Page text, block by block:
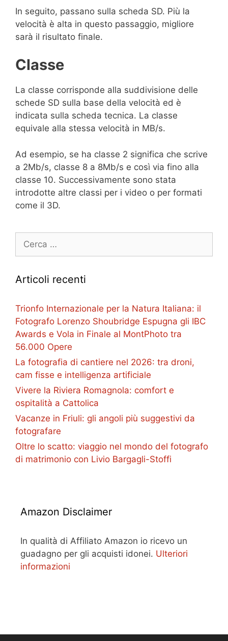
In seguito, passano sulla scheda SD. Più la
velocità è alta in questo passaggio, migliore
sarà il risultato finale.
Classe
La classe corrisponde alla suddivisione delle
schede SD sulla base della velocità ed è
indicata sulla scheda tecnica. La classe
equivale alla stessa velocità in MB/s.
Ad esempio, se ha classe 2 significa che scrive
a 2Mb/s, classe 8 a 8Mb/s e così via fino alla
classe 10. Successivamente sono stata
introdotte altre classi per i video o per formati
come il 3D.
per:
Articoli recenti
Trionfo Internazionale per la Natura Italiana: il
Fotografo Lorenzo Shoubridge Espugna gli IBC
Awards e Vola in Finale al MontPhoto tra
56.000 Opere
La fotografia di cantiere nel 2026: tra droni,
cam fisse e intelligenza artificiale
Vivere la Riviera Romagnola: comfort e
ospitalità a Cattolica
Vacanze in Friuli: gli angoli più suggestivi da
fotografare
Oltre lo scatto: viaggio nel mondo del fotografo
di matrimonio con Livio Bargagli-Stoffi
Amazon Disclaimer
In qualità di Affiliato Amazon io ricevo un
guadagno per gli acquisti idonei. Ulteriori
informazioni